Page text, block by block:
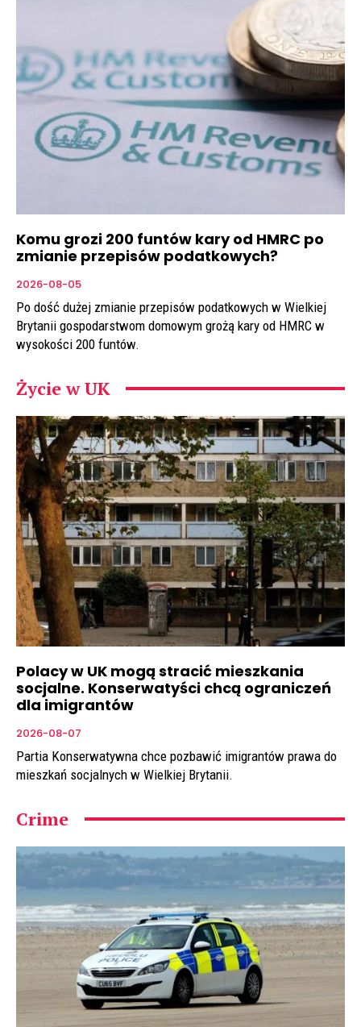
Komu grozi 200 funtów kary od HMRC po
zmianie przepisów podatkowych?
2026-08-05
Po dość dużej zmianie przepisów podatkowych w Wielkiej
Brytanii gospodarstwom domowym grożą kary od HMRC w
wysokości 200 funtów.
Życie w UK
Polacy w UK mogą stracić mieszkania
socjalne. Konserwatyści chcą ograniczeń
dla imigrantów
2026-08-07
Partia Konserwatywna chce pozbawić imigrantów prawa do
mieszkań socjalnych w Wielkiej Brytanii.
Crime